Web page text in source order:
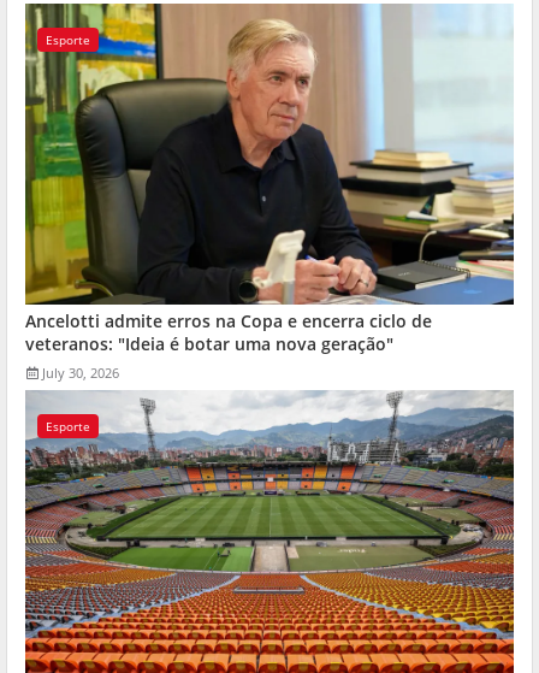
Esporte
Ancelotti admite erros na Copa e encerra ciclo de
veteranos: "Ideia é botar uma nova geração"
July 30, 2026
Esporte